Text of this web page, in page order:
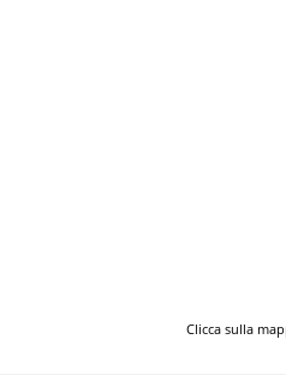
Clicca sulla